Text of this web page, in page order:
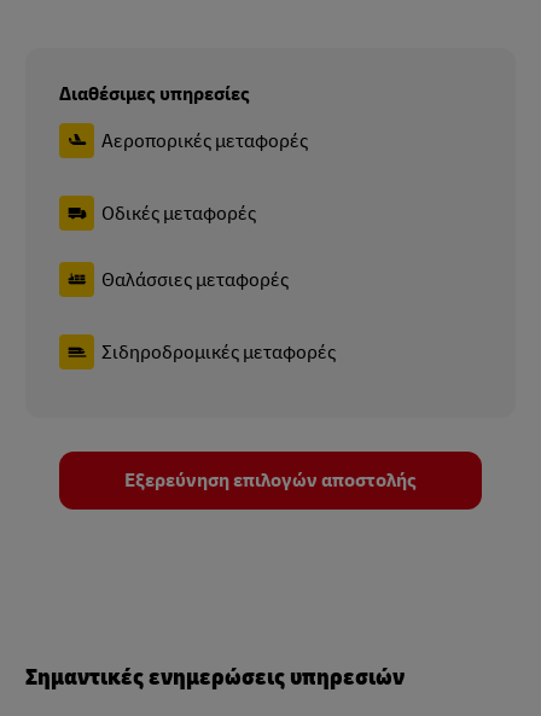
Διαθέσιμες υπηρεσίες
Αεροπορικές μεταφορές
Οδικές μεταφορές
Θαλάσσιες μεταφορές
Σιδηροδρομικές μεταφορές
Εξερεύνηση επιλογών αποστολής
Σημαντικές ενημερώσεις υπηρεσιών